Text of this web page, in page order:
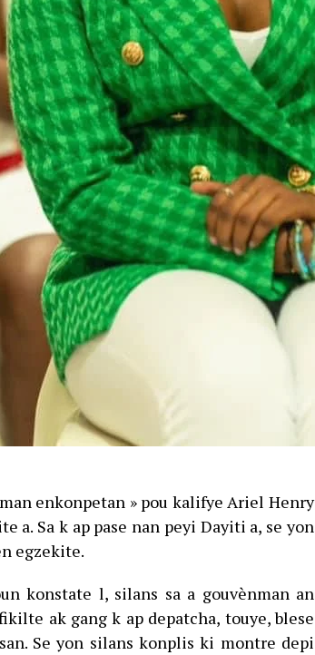
enkonpetan » pou kalifye Ariel Henry
a. Sa k ap pase nan peyi Dayiti a, se yon
egzekite.
konstate l, silans sa a gouvènman an
ak gang k ap depatcha, touye, blese
Se yon silans konplis ki montre depi